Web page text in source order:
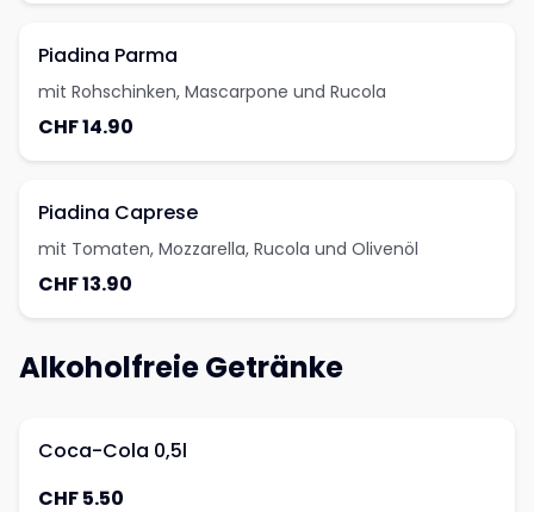
Piadina Parma
mit Rohschinken, Mascarpone und Rucola
CHF 14.90
Piadina Caprese
mit Tomaten, Mozzarella, Rucola und Olivenöl
CHF 13.90
Alkoholfreie Getränke
Coca-Cola 0,5l
CHF 5.50